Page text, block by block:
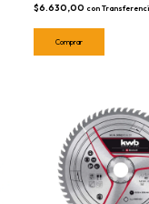
$6.630,00 con